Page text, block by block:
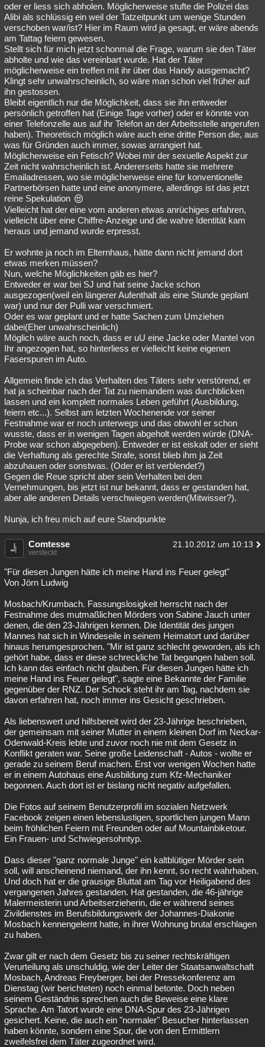
oder er liess sich abholen. Möglicherweise stufte die Polizei das
Alibi als schlüssig ein weil der Tatzeitpunkt um wenige Stunden
verschoben war/ist? Hier im Raum wird ja gesagt, er wäre abends
am Tattag feiern gewesen.
Stellt sich für mich jetzt schonmal die Frage, warum sie den Täter
abholte und wie das vereinbart wurde. Hat der Täter
möglicherweise ein treffen mit ihr über das Handy ausgemacht?
Klingt sehr unwahrscheinlich, so wäre man schon viel früher auf
ihn gestossen.
Bleibt eigentlich nur die Möglichkeit, dass sie ihn entweder
persönlich getroffen hat (Einige Tage vorher) oder er könnte von
einer Telefonzelle aus auf ihr Telefon an der Arbeitsstelle angerufen
haben). Theoretisch möglich wäre auch eine dritte Person die, aus
was für Gründen auch immer, sowas arrangiert hat.
Möglicherweise ein Fetisch? Wobei mir der sexuelle Aspekt zur
Zeit nicht wahrscheinlich ist. Andererseits hatte sie mehrere
Emailadressen, wo sie möglicherweise eine für konventionelle
Partnerbörsen hatte und eine anonymere, allerdings ist das jetzt
reine Spekulation
Vielleicht hat der eine vom anderen etwas anrüchiges erfahren,
vielleicht über eine Chiffre-Anzeige und die wahre Identität kam
heraus und jemand wurde erpresst.
Er wohnte ja noch im Elternhaus, hätte dann nicht jemand dort
etwas merken müssen?
Nun, welche Möglichkeiten gäb es hier?
Entweder er war bei SJ und hat seine Jacke schon
ausgezogen(weil ein längerer Aufenthalt als eine Stunde geplant
war) und nur der Pulli war verschmiert.
Oder es war geplant und er hatte Sachen zum Umziehen
dabei(Eher unwahrscheinlich)
Möglich wäre auch noch, dass er uU eine Jacke oder Mantel von
Ihr angezogen hat, so hinterliess er vielleicht keine eigenen
Faserspuren im Auto.
Allgemein finde ich das Verhalten des Täters sehr verstörend, er
hat ja scheinbar nach der Tat zu niemandem was durchblicken
lassen und ein komplett normales Leben geführt (Ausbildung,
feiern etc...). Selbst am letzten Wochenende vor seiner
Festnahme war er noch unterwegs und das obwohl er schon
wusste, dass er in wenigen Tagen abgeholt werden würde (DNA-
Probe war schon abgegeben). Entweder er ist eiskalt oder er sieht
die Verhaftung als gerechte Strafe, sonst blieb ihm ja Zeit
abzuhauen oder sonstwas. (Oder er ist verblendet?)
Gegen die Reue spricht aber sein Verhalten bei den
Vernehmungen, bis jetzt ist nur bekannt, dass er gestanden hat,
aber alle anderen Details verschwiegen werden(Mitwisser?).
Nunja, ich freu mich auf eure Standpunkte
Comtesse 21.10.2012 um 10:13
versteckt
"Für diesen Jungen hätte ich meine Hand ins Feuer gelegt"
Von Jörn Ludwig
Mosbach/Krumbach. Fassungslosigkeit herrscht nach der
Festnahme des mutmaßlichen Mörders von Sabine Jauch unter
denen, die den 23-Jährigen kennen. Die Identität des jungen
Mannes hat sich in Windeseile in seinem Heimatort und darüber
hinaus herumgesprochen. "Mir ist ganz schlecht geworden, als ich
gehört habe, dass er diese schreckliche Tat begangen haben soll.
Ich kann das einfach nicht glauben. Für diesen Jungen hätte ich
meine Hand ins Feuer gelegt", sagte eine Bekannte der Familie
gegenüber der RNZ. Der Schock steht ihr am Tag, nachdem sie
davon erfahren hat, noch immer ins Gesicht geschrieben.
Als liebenswert und hilfsbereit wird der 23-Jährige beschrieben,
der gemeinsam mit seiner Mutter in einem kleinen Dorf im Neckar-
Odenwald-Kreis lebte und zuvor noch nie mit dem Gesetz in
Konflikt geraten war. Seine große Leidenschaft - Autos - wollte er
gerade zu seinem Beruf machen. Erst vor wenigen Wochen hatte
er in einem Autohaus eine Ausbildung zum Kfz-Mechaniker
begonnen. Auch dort ist er bislang nicht negativ aufgefallen.
Die Fotos auf seinem Benutzerprofil im sozialen Netzwerk
Facebook zeigen einen lebenslustigen, sportlichen jungen Mann
beim fröhlichen Feiern mit Freunden oder auf Mountainbiketour.
Ein Frauen- und Schwiegersohntyp.
Dass dieser "ganz normale Junge" ein kaltblütiger Mörder sein
soll, will anscheinend niemand, der ihn kennt, so recht wahrhaben.
Und doch hat er die grausige Bluttat am Tag vor Heiligabend des
vergangenen Jahres gestanden. Hat gestanden, die 46-jährige
Malermeisterin und Arbeitserzieherin, die er während seines
Zivildienstes im Berufsbildungswerk der Johannes-Diakonie
Mosbach kennengelernt hatte, in ihrer Wohnung brutal erschlagen
zu haben.
Zwar gilt er nach dem Gesetz bis zu seiner rechtskräftigen
Verurteilung als unschuldig, wie der Leiter der Staatsanwaltschaft
Mosbach, Andreas Freyberger, bei der Pressekonferenz am
Dienstag (wir berichteten) noch einmal betonte. Doch neben
seinem Geständnis sprechen auch die Beweise eine klare
Sprache. Am Tatort wurde eine DNA-Spur des 23-Jährigen
gesichert. Keine, die auch ein "normaler" Besucher hinterlassen
haben könnte, sondern eine Spur, die von den Ermittlern
zweifelsfrei dem Täter zugeordnet wird.